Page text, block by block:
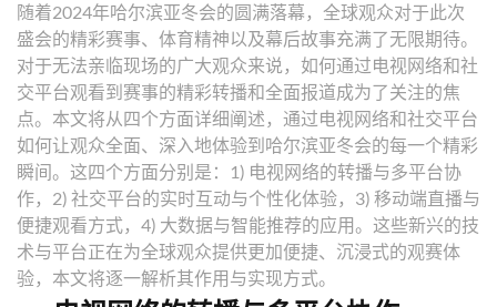
随着2024年哈尔滨亚冬会的圆满落幕，全球观众对于此次
盛会的精彩赛事、体育精神以及幕后故事充满了无限期待。
对于无法亲临现场的广大观众来说，如何通过电视网络和社
交平台观看到赛事的精彩转播和全面报道成为了关注的焦
点。本文将从四个方面详细阐述，通过电视网络和社交平台
如何让观众全面、深入地体验到哈尔滨亚冬会的每一个精彩
瞬间。这四个方面分别是：1) 电视网络的转播与多平台协
作，2) 社交平台的实时互动与个性化体验，3) 移动端直播与
便捷观看方式，4) 大数据与智能推荐的应用。这些新兴的技
术与平台正在为全球观众提供更加便捷、沉浸式的观赛体
验，本文将逐一解析其作用与实现方式。